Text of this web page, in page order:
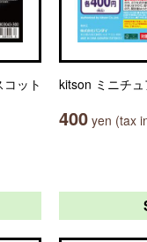
ット kitson ミニチ
400 yen (tax